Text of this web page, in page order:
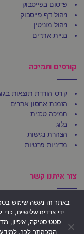
פרסום בפייסבוק
ניהול דף פייסבוק
ניהול מוניטין
בניית אתרים
קורסים ותמיכה
קורס הורדת תוצאות
הזמנת אחסון אתרים
תמיכה טכנית
בלוג
הצהרת נגישות
מדיניות פרטיות
צור איתנו קשר
משרדי Ufirst
ידי צדדים שלישיים,
סטטיסטיקה, איפיון,
הסכמתך לכך.